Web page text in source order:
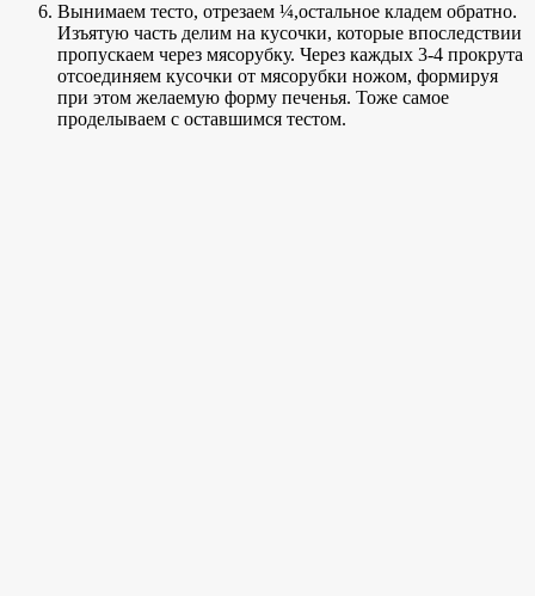
Вынимаем тесто, отрезаем ¼,остальное кладем обратно.
Изъятую часть делим на кусочки, которые впоследствии
пропускаем через мясорубку. Через каждых 3-4 прокрута
отсоединяем кусочки от мясорубки ножом, формируя
при этом желаемую форму печенья. Тоже самое
проделываем с оставшимся тестом.